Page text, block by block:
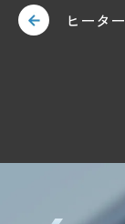
ヒータ